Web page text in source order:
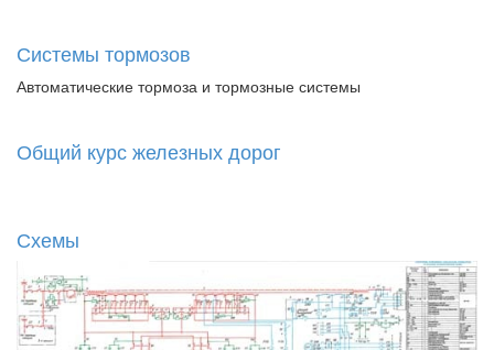
Системы тормозов
Автоматические тормоза и тормозные системы
Общий курс железных дорог
Схемы